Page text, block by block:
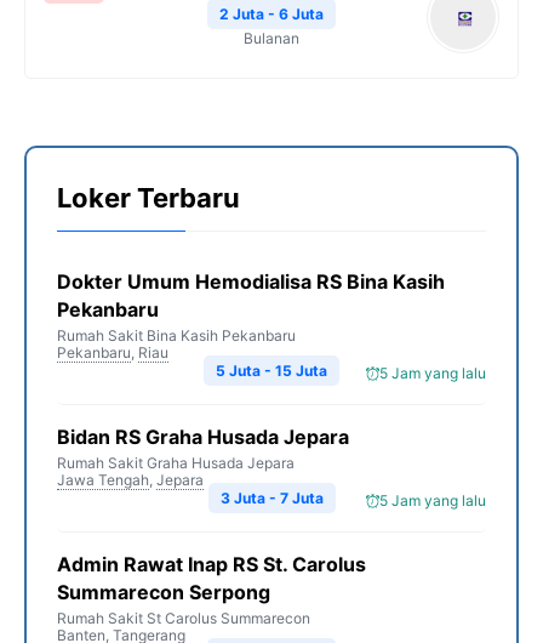
2 Juta - 6 Juta
Bulanan
Loker Terbaru
Dokter Umum Hemodialisa RS Bina Kasih
Pekanbaru
Rumah Sakit Bina Kasih Pekanbaru
Pekanbaru, Riau
5 Jam yang lalu
5 Juta - 15 Juta
Bidan RS Graha Husada Jepara
Rumah Sakit Graha Husada Jepara
Jawa Tengah, Jepara
5 Jam yang lalu
3 Juta - 7 Juta
Admin Rawat Inap RS St. Carolus
Summarecon Serpong
Rumah Sakit St Carolus Summarecon
Banten, Tangerang